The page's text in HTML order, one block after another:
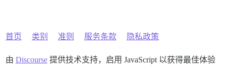
首页 类别 准则 服务条款 隐私政策
由 Discourse提供技术支持，启用 JavaScript 以获得最佳体验